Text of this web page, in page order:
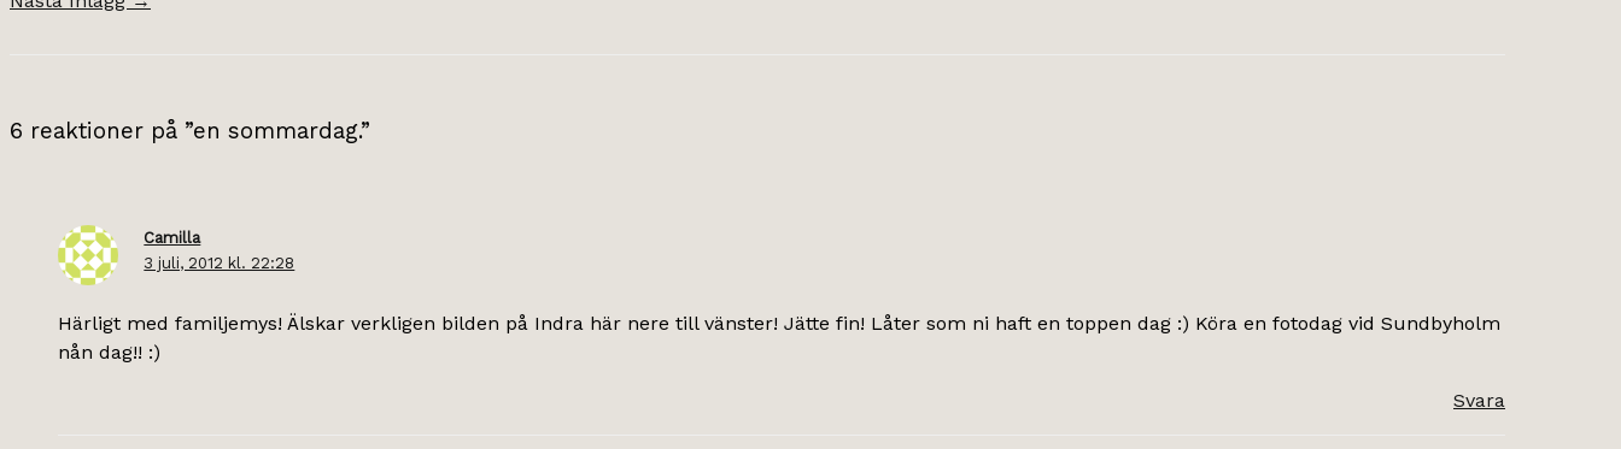
6 reaktioner på ”en sommardag.”
Camilla
3 juli, 2012 kl. 22:28
Härligt med familjemys! Älskar verkligen bilden på Indra här nere till vänster! Jätte fin! Låter som ni haft en toppen dag :) Köra en fotodag vid Sundbyholm
nån dag!! :)
Svara